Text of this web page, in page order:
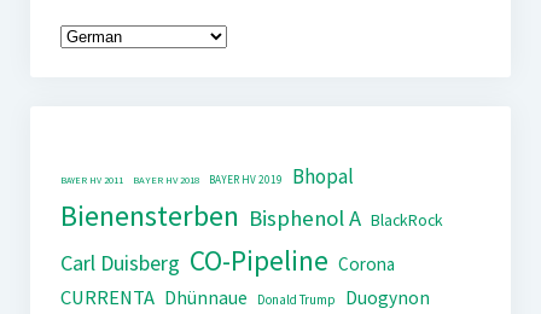
BAYER HV 2011 BAYER HV 2018 BAYER HV 2019 Bhopal
Bienensterben Bisphenol A BlackRock
Carl Duisberg CO-Pipeline Corona
CURRENTA Dhünnaue Donald Trump
Duogynon